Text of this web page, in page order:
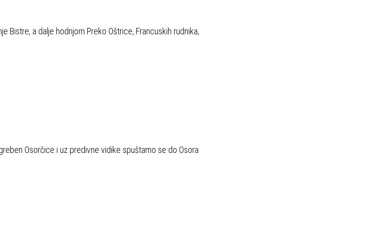
Bistre, a dalje hodnjom Preko Oštrice, Francuskih rudnika,
Osorčice i uz predivne vidike spuštamo se do Osora